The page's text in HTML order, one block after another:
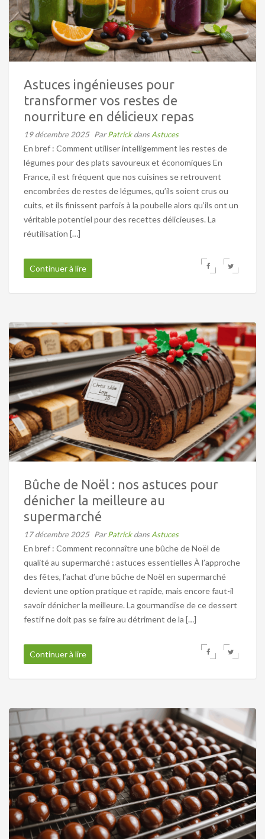
Astuces ingénieuses pour
transformer vos restes de
nourriture en délicieux repas
19 décembre 2025 ParPatrickdansAstuces
En bref : Comment utiliser intelligemment les restes de
légumes pour des plats savoureux et économiques En
France, il est fréquent que nos cuisines se retrouvent
encombrées de restes de légumes, qu’ils soient crus ou
cuits, et ils finissent parfois à la poubelle alors qu’ils ont un
véritable potentiel pour des recettes délicieuses. La
réutilisation […]
Continuer à lire
Bûche de Noël : nos astuces pour
dénicher la meilleure au
supermarché
17 décembre 2025 ParPatrickdansAstuces
En bref : Comment reconnaître une bûche de Noël de
qualité au supermarché : astuces essentielles À l’approche
des fêtes, l’achat d’une bûche de Noël en supermarché
devient une option pratique et rapide, mais encore faut-il
savoir dénicher la meilleure. La gourmandise de ce dessert
festif ne doit pas se faire au détriment de la […]
Continuer à lire